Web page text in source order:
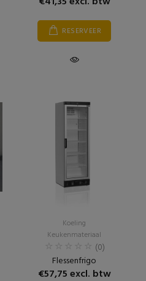
RESERVEER
Koeling
Keukenmateriaal
(0)
Flessenfrigo
€57,75 excl. btw